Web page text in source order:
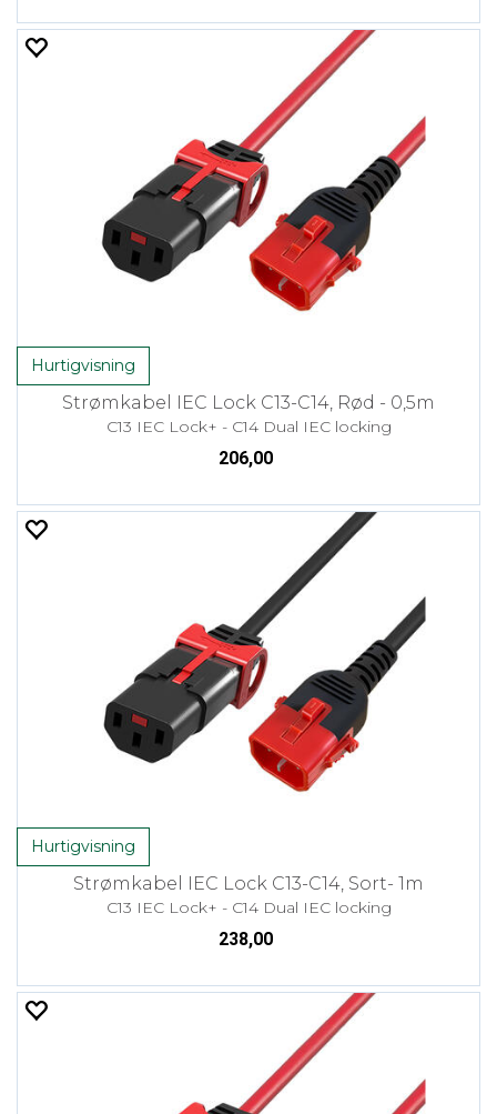
Hurtigvisning
Strømkabel IEC Lock C13-C14, Rød - 0,5m
C13 IEC Lock+ - C14 Dual IEC locking
206,00
Hurtigvisning
Strømkabel IEC Lock C13-C14, Sort- 1m
C13 IEC Lock+ - C14 Dual IEC locking
238,00